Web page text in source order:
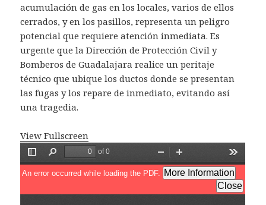
acumulación de gas en los locales, varios de ellos
cerrados, y en los pasillos, representa un peligro
potencial que requiere atención inmediata. Es
urgente que la Dirección de Protección Civil y
Bomberos de Guadalajara realice un peritaje
técnico que ubique los ductos donde se presentan
las fugas y los repare de inmediato, evitando así
una tragedia.
View Fullscreen